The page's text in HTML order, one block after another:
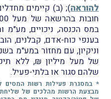
להוראה); (ב) קיימים
במס הכנסה, ניכויים, מע"מ
בענפי כוח-אדם, קבלנים,
וניקיון, עם מחזוֹר במע"מ
של מעל מיליון ₪, ללא תיק
שלהם סגור או בלתי-פעיל.
* במסגרת פעילות רשות המסים
מבצעת הרשות מהלכים של